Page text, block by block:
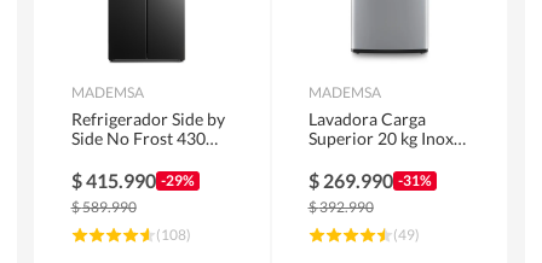
MADEMSA
Refrigerador Side by
Side No Frost 430
MAS430B
$415.990 -29%
$589.990
(108)
MADEMSA
Lavadora Carga
Superior 20 kg Inox
$ 269.990 -31%
$392.990
(49)